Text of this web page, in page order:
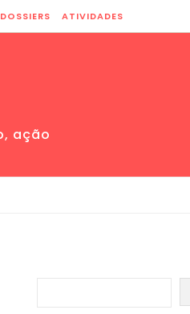
DOSSIERS ATIVIDADES
ação